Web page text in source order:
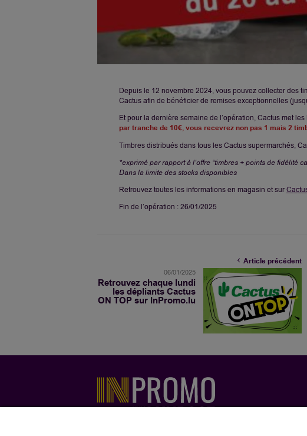
Depuis le 12 novembre 2024, vous pouvez collecter des
Cactus afin de bénéficier de remises exceptionnelles
Et pour la dernière semaine de l’opération, Cactus met
par tranche de 10€, vous recevrez non pas 1 mais 2
Timbres distribués dans tous les Cactus supermarchés,
*exprimé par rapport à l’offre “timbres + points de fidélité
Dans la limite des stocks disponibles
Retrouvez toutes les informations en magasin et sur
Fin de l’opération : 26/01/2025
Article précédent
06/01/2025
Retrouvez chaque lundi
les dépliants Cactus
ON TOP sur InPromo.lu